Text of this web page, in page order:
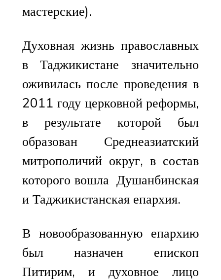
мастерские).
Духовная жизнь православных
в Таджикистане значительно
оживилась после проведения в
2011 году церковной реформы,
в результате которой был
образован Среднеазиатский
митрополичий округ, в состав
которого вошла Душанбинская
и Таджикистанская епархия.
В новообразованную епархию
был назначен епископ
Питирим, и духовное лицо